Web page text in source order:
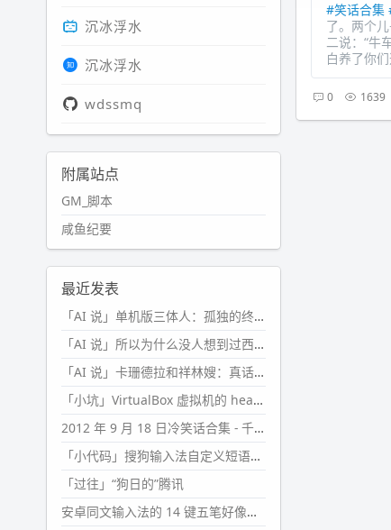
#笑话合集
了。两个
二说：“牛
白养了你
0 1639
沉冰浮水
沉冰浮水
wdssmq
附属站点
GM_脚本
咸鱼纪要
最近发表
「AI 说」单机版三体人：孤独的终极形态
「AI 说」所以为什么没人想到过西西弗斯的膝盖状态？
「AI 说」卡珊德拉和祥林嫂：真话者的悲剧
「小坑」VirtualBox 虚拟机的 headless 启动方式
2012 年 9 月 18 日冷笑话合集 - 千万别惹女人
「小代码」搜狗输入法自定义短语分片管理「Python」
「过往」“狗日的”腾讯
安卓同文输入法的 14 键五笔好像终于能用了?